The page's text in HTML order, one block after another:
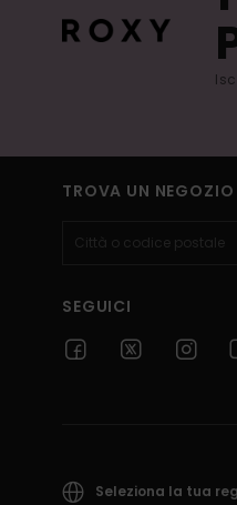
TROVA UN NEGOZIO
SEGUICI
Seleziona la tua